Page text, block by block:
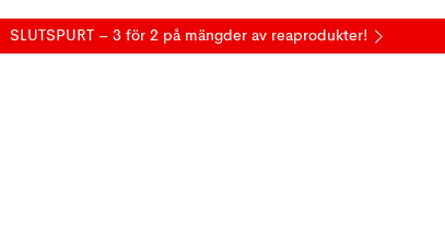
SLUTSPURT – 3 för 2 på mängder av reaprodukter!